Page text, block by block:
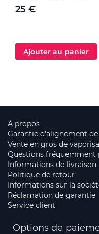
25 €
Ajouter au panier
À propos
Garantie d'alignement
Vente en gros de
Questions fréquemment
Informations de livraison
Politique de retour
Informations sur la
Réclamation de garantie
Service client
Options de